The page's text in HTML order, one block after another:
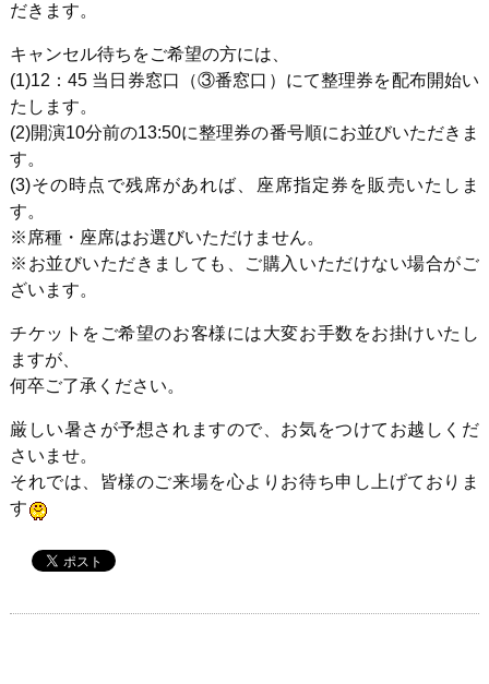
だきます。
キャンセル待ちをご希望の方には、
(1)12：45 当日券窓口（③番窓口）にて整理券を配布開始い
たします。
(2)開演10分前の13:50に整理券の番号順にお並びいただきま
す。
(3)その時点で残席があれば、座席指定券を販売いたしま
す。
※席種・座席はお選びいただけません。
※お並びいただきましても、ご購入いただけない場合がご
ざいます。
チケットをご希望のお客様には大変お手数をお掛けいたし
ますが、
何卒ご了承ください。
厳しい暑さが予想されますので、お気をつけてお越しくだ
さいませ。
それでは、皆様のご来場を心よりお待ち申し上げておりま
す